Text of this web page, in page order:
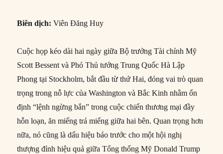
Biên dịch:Viên Đăng Huy
Cuộc họp kéo dài hai ngày giữa Bộ trưởng Tài chính Mỹ
Scott Bessent và Phó Thủ tướng Trung Quốc Hà Lập
Phong tại Stockholm, bắt đầu từ thứ Hai, đóng vai trò quan
trọng trong nỗ lực của Washington và Bắc Kinh nhằm ổn
định “lệnh ngừng bắn” trong cuộc chiến thương mại đầy
hỗn loạn, ăn miếng trả miếng giữa hai bên. Quan trọng hơn
nữa, nó cũng là dấu hiệu báo trước cho một hội nghị
thượng đỉnh hiệu quả giữa Tổng thống Mỹ Donald Trump